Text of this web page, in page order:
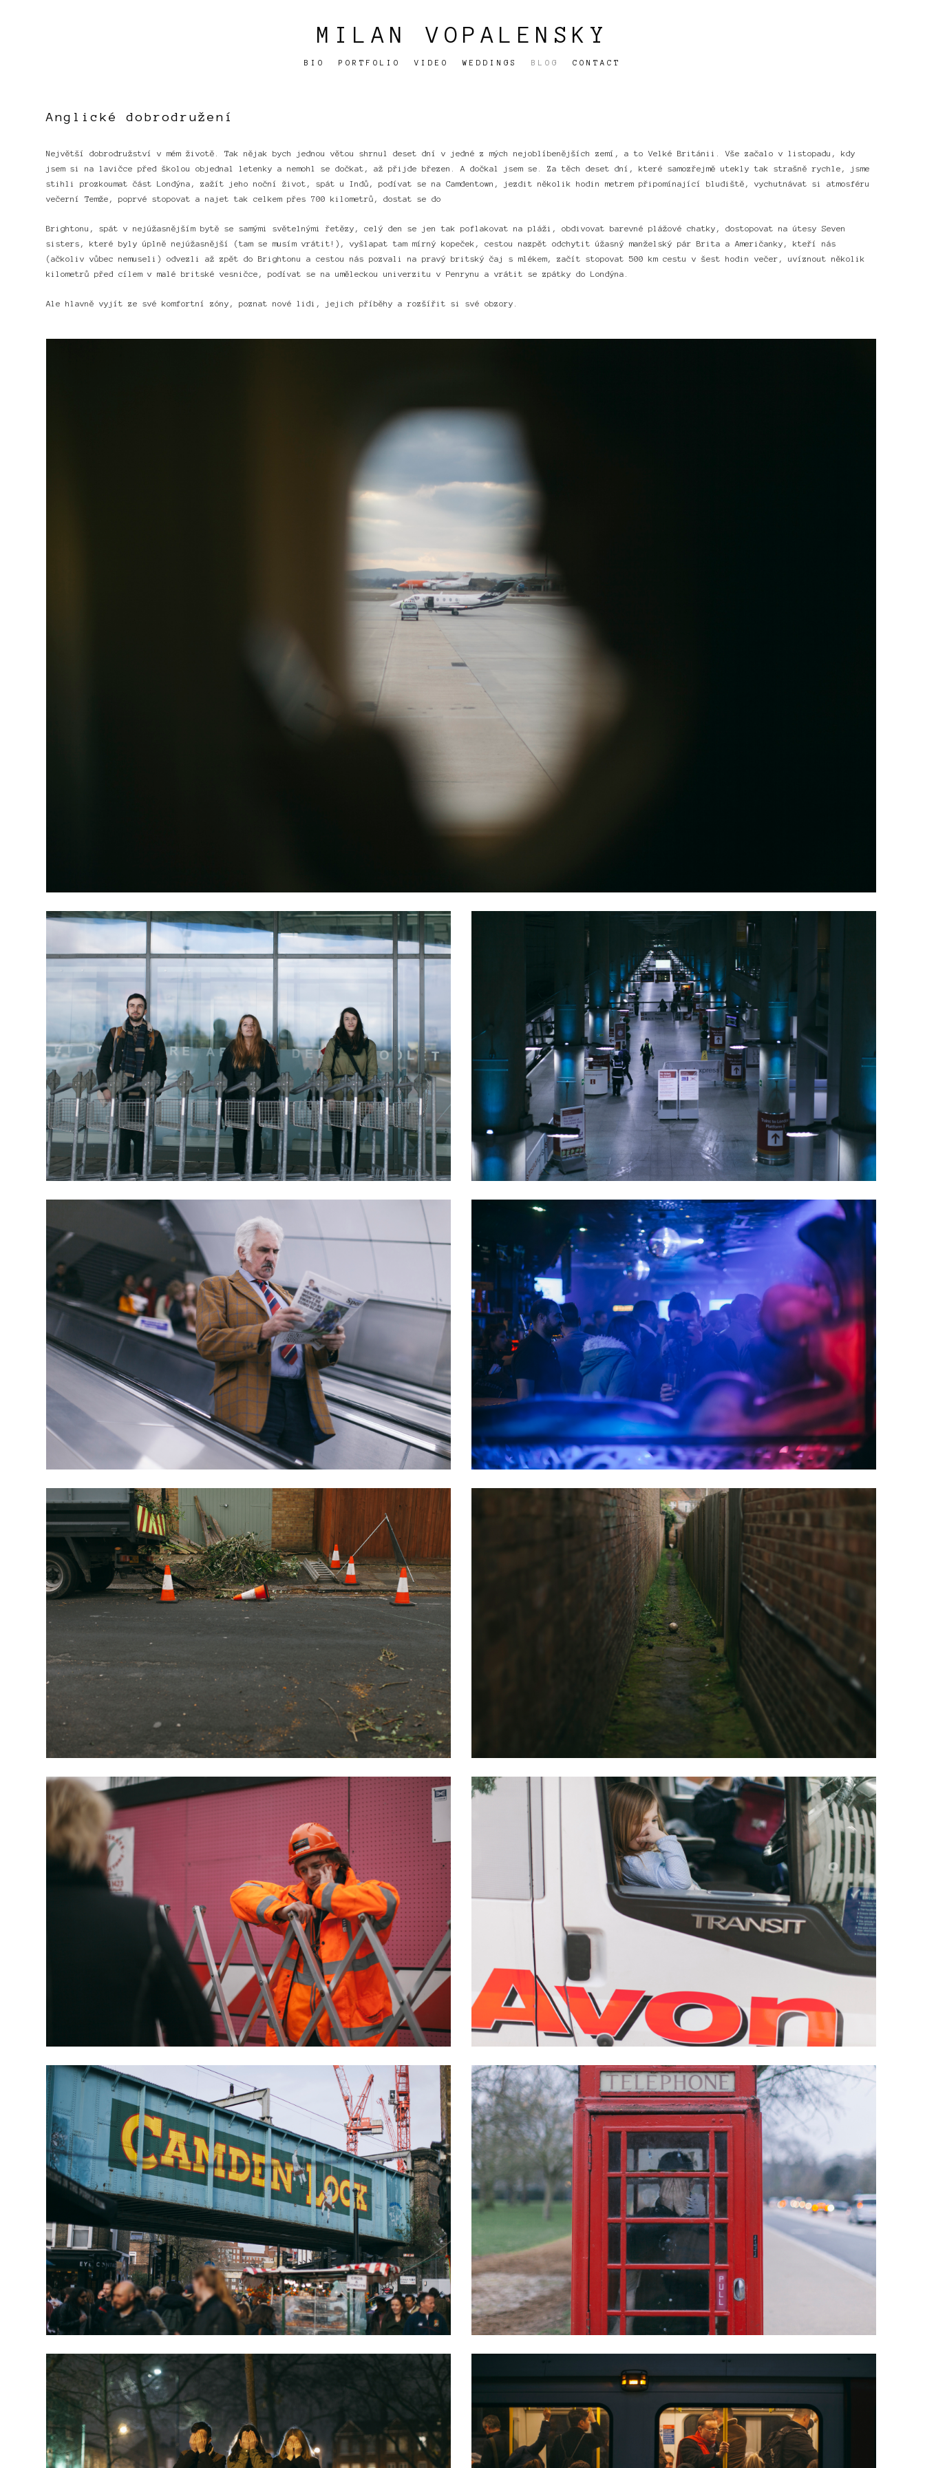
MILAN VOPALENSKY
BIO PORTFOLIO VIDEO WEDDINGS BLOG CONTACT
Anglické dobrodružení
Největší dobrodružství v mém životě. Tak nějak bych jednou větou shrnul deset dní v jedné z mých nejoblíbenějších zemí, a to Velké Británii. Vše začalo v listopadu, kdy
jsem si na lavičce před školou objednal letenky a nemohl se dočkat, až přijde březen. A dočkal jsem se. Za těch deset dní, které samozřejmě utekly tak strašně rychle, jsme
stihli prozkoumat část Londýna, zažít jeho noční život, spát u Indů, podívat se na Camdentown, jezdit několik hodin metrem připomínající bludiště, vychutnávat si atmosféru
večerní Temže, poprvé stopovat a najet tak celkem přes 700 kilometrů, dostat se do
Brightonu, spát v nejúžasnějším bytě se samými světelnými řetězy, celý den se jen tak poflakovat na pláži, obdivovat barevné plážové chatky, dostopovat na útesy Seven
sisters, které byly úplně nejúžasnější (tam se musím vrátit!), vyšlapat tam mírný kopeček, cestou nazpět odchytit úžasný manželský pár Brita a Američanky, kteří nás
(ačkoliv vůbec nemuseli) odvezli až zpět do Brightonu a cestou nás pozvali na pravý britský čaj s mlékem, začít stopovat 500 km cestu v šest hodin večer, uvíznout několik
kilometrů před cílem v malé britské vesničce, podívat se na uměleckou univerzitu v Penrynu a vrátit se zpátky do Londýna.
Ale hlavně vyjít ze své komfortní zóny, poznat nové lidi, jejich příběhy a rozšířit si své obzory.